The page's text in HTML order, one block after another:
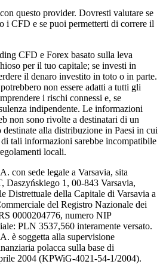
questo provider. Dovresti valutare se
i CFD e se puoi permetterti di correre il
CFD e Forex basato sulla leva
per il tuo capitale; se investi in
il denaro investito in toto o in parte.
non essere adatti a tutti gli
i rischi connessi e, se
indipendente. Le informazioni
non sono rivolte a destinatari di un
destinate alla distribuzione in Paesi in cui
tali informazioni sarebbe incompatibile
locali.
con sede legale a Varsavia, sita
1, 00-843 Varsavia,
Distrettuale della Capitale di Varsavia a
del Registro Nazionale dei
0000204776, numero NIP
PLN 3537,560 interamente versato.
è soggetta alla supervisione
polacca sulla base di
2004 (KPWiG-4021-54-1/2004).